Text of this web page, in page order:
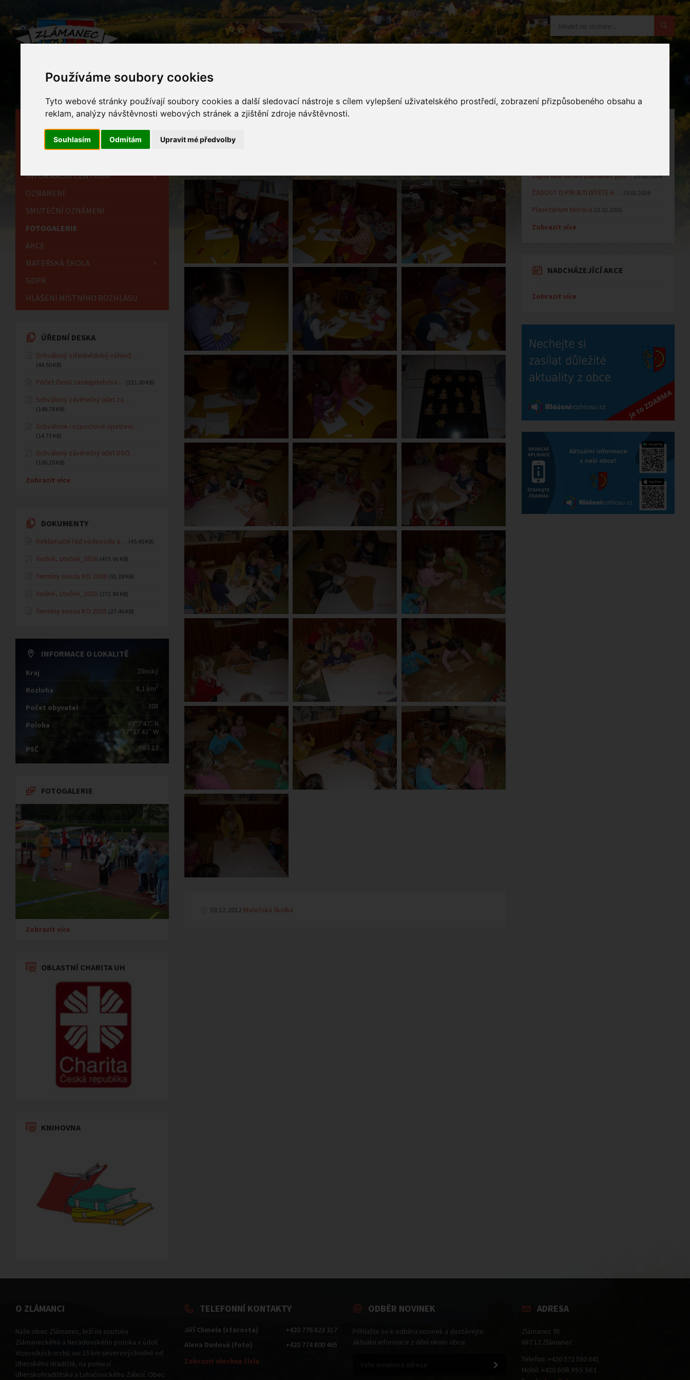
Používáme soubory cookies
Tyto webové stránky používají soubory cookies a další sledovací nástroje s cílem vylepšení uživatelského prostředí, zobrazení přizpůsobeného obsahu a
reklam, analýzy návštěvnosti webových stránek a zjištění zdroje návštěvnosti.
Souhlasím Odmítám Upravit mé předvolby
03.12.2012 Mateřská školka
OBECNÍ ÚŘAD
INFORMAČNÍ CENTRUM
OZNÁMENÍ
SMUTEČNÍ OZNÁMENÍ
FOTOGALERIE
AKCE
MATEŘSKÁ ŠKOLA
GDPR
HLÁŠENÍ MÍSTNÍHO ROZHLASU
ÚŘEDNÍ DESKA
Schválený střednědobý výhled…
(44.50 KB)
Počet členů zastupitelstva… (231.00 KB)
Schválený závěrečný účet za…
(148.78 KB)
Schválené rozpočtové opatření…
(14.73 KB)
Schválený závěrečný účet DSO…
(106.20 KB)
Zobrazit více
DOKUMENTY
Reklamační řád vodovodu a… (45.40 KB)
Vodné, stočné_2026 (475.06 KB)
Termíny svozu KO 2026 (91.38 KB)
Vodné, stočné_2025 (272.84 KB)
Termíny svozu KO 2025 (27.46 KB)
INFORMACE O LOKALITĚ
Kraj Zlínský
Rozloha 8,1 km2
Počet obyvatel 308
Poloha
49°7′47″ N
17°37′42″ W
PSČ
687 12
FOTOGALERIE
Zobrazit více
OBLASTNÍ CHARITA UH
KNIHOVNA
Zápis dětí do MŠ Zlámanec pro… 25.02.2026
ŽÁDOST O PŘIJETÍ DÍTĚTE K… 25.02.2026
Planetárium Morava 23.02.2026
Zobrazit více
NADCHÁZEJÍCÍ AKCE
Zobrazit více
O ZLÁMANCI
Naše obec Zlámanec, leží na soutoku
Zlámaneckého a Neradovského potoka v údolí
Vizovických vrchů asi 15 km severovýchodně od
Uherského Hradiště, na pomezí
Uherskohradišťska a Luhačovického Zálesí. Obec
TELEFONNÍ KONTAKTY
Jiří Chmela (starosta)
+420 776 823 317
Alena Dudová (foto)
+420 774 800 465
Zobrazit všechna čísla
ODBĚR NOVINEK
Přihlašte se k odběru novinek a dostávejte
aktuální informace z dění okolo obce.
ADRESA
Zlámanec 95
687 12 Zlámanec
Telefon: +420 572 580 641
Mobil: +420 608 955 561